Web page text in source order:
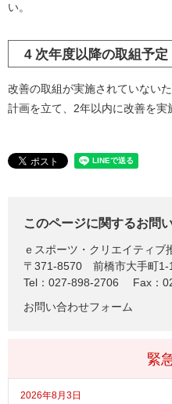
い。
4 次年度以降の取組予定
改善の取組が実施されていない
計画を立て、2年以内に改善を実
このページに関するお問
ｅスポーツ・クリエイティブ
〒371-8570
前橋市大手町1-
Tel：027-898-2706
Fax：
お問い合わせフォーム
緊
2026年8月3日